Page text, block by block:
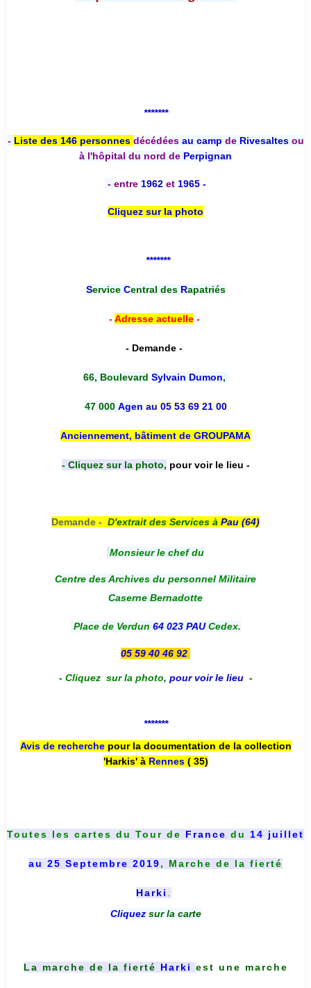
*******
- Liste des 146 personnes décédées au camp deRivesaltesou
à l'hôpital du nord de Perpignan
- entre 1962 et 1965 -
Cliquez sur la photo
*******
Service Central desRapatriés
-Adresse actuelle-
- Demande -
66, Boulevard Sylvain Dumon,
47 000 Agen au 05 53 69 21 00
Anciennement, bâtiment de GROUPAMA
- Cliquez sur la photo, pour voir le lieu -
Demande - D'extrait des Services à Pau (64)
Monsieur le chef du
Centre des Archives du personnel Militaire
Caserne Bernadotte
Place de Verdun 64 023 PAUCedex.
05 59 40 46 92
- Cliquez sur la photo, pour voir le lieu -
*******
Avis de recherche pour la documentation de la collection
'Harkis' à Rennes( 35)
Toutes les cartes du Tour de France du 14 juillet
au 25 Septembre 2019, Marche de la fierté
Harki
Cliquez sur la carte
La marche de la fierté Harki est une marche